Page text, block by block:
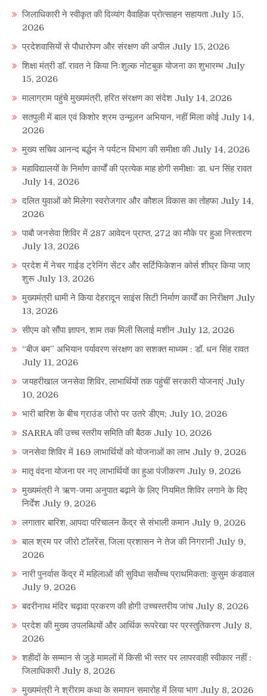
जिलाधिकारी ने स्वीकृत की दिव्यांग वैवाहिक प्रोत्साहन सहायता July 15,
2026
प्रदेशवासियों से पौधारोपण और संरक्षण की अपील July 15, 2026
शिक्षा मंत्री डाॅ. रावत ने किया निःशुल्क नोटबुक योजना का शुभारम्भ July
15, 2026
मालाग्राम पहुंचे मुख्यमंत्री, हरित संरक्षण का संदेश July 14, 2026
सतपुली में बाल एवं किशोर श्रम उन्मूलन अभियान, नहीं मिला कोई July 14,
2026
मुख्य सचिव आनन्द बर्द्धन ने पर्यटन विभाग की समीक्षा की July 14, 2026
महाविद्यालयों के निर्माण कार्यों की प्रत्येक माह होगी समीक्षाः डा. धन सिंह रावत
July 14, 2026
दलित युवाओं को मिलेगा स्वरोजगार और कौशल विकास का तोहफा July 14,
2026
पाबौ जनसेवा शिविर में 287 आवेदन प्राप्त, 272 का मौके पर हुआ निस्तारण
July 13, 2026
प्रदेश में नेचर गाईड ट्रेनिंग सेंटर और सर्टिफिकेशन कोर्स शीघ्र किया जाए
शुरू July 13, 2026
मुख्यमंत्री धामी ने किया देहरादून साइंस सिटी निर्माण कार्यों का निरीक्षण July
13, 2026
सीएम को सौंपा ज्ञापन, शाम तक मिली सिलाई मशीन July 12, 2026
“बीज बम” अभियान पर्यावरण संरक्षण का सशक्त माध्यम : डॉ. धन सिंह रावत
July 11, 2026
जयहरीखाल जनसेवा शिविर, लाभार्थियों तक पहुंचीं सरकारी योजनाएं July
10, 2026
भारी बारिश के बीच ग्राउंड जीरो पर उतरे डीएम; July 10, 2026
SARRA की उच्च स्तरीय समिति की बैठक July 10, 2026
जनसेवा शिविर में 169 लाभार्थियों को योजनाओं का लाभ July 9, 2026
मातृ वंदना योजना पर नए लाभार्थियों का हुआ पंजीकरण July 9, 2026
मुख्यमंत्री ने ऋण-जमा अनुपात बढ़ाने के लिए नियमित शिविर लगाने के दिए
निर्देश July 9, 2026
लगातार बारिश, आपदा परिचालन केंद्र से संभाली कमान July 9, 2026
बाल श्रम पर जीरो टॉलरेंस, जिला प्रशासन ने तेज की निगरानी July 9,
2026
नारी पुनर्वास केंद्र में महिलाओं की सुविधा सर्वोच्च प्राथमिकता: कुसुम कंडवाल
July 9, 2026
बदरीनाथ मंदिर चढ़ावा प्रकरण की होगी उच्चस्तरीय जांच July 8, 2026
प्रदेश की मुख्य उपलब्धियों और आर्थिक रूपरेखा पर प्रस्तुतिकरण July 8,
2026
शहीदों के सम्मान से जुड़े मामलों में किसी भी स्तर पर लापरवाही स्वीकार नहीं :
जिलाधिकारी July 8, 2026
मुख्यमंत्री ने श्रीराम कथा के समापन समारोह में लिया भाग July 8, 2026